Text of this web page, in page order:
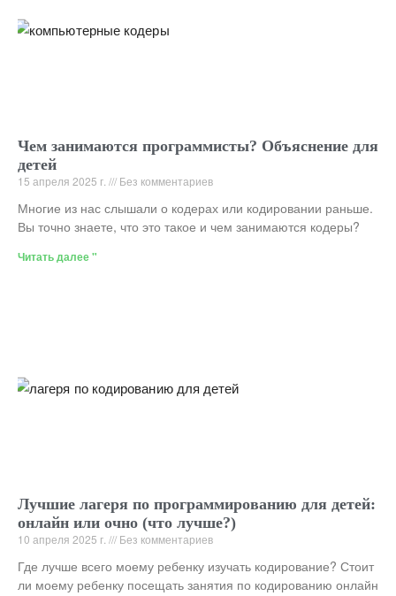
Чем занимаются программисты? Объяснение для
детей
15 апреля 2025 г. Без комментариев
Многие из нас слышали о кодерах или кодировании раньше.
Вы точно знаете, что это такое и чем занимаются кодеры?
Читать далее "
Лучшие лагеря по программированию для детей:
онлайн или очно (что лучше?)
10 апреля 2025 г. Без комментариев
Где лучше всего моему ребенку изучать кодирование? Стоит
ли моему ребенку посещать занятия по кодированию онлайн